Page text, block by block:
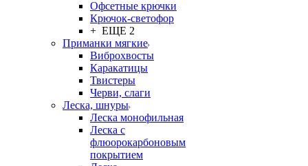
Офсетные крючки
Крючок-светофор
+ ЕЩЕ 2
Приманки мягкие
Виброхвосты
Каракатицы
Твистеры
Черви, слаги
Леска, шнуры
Леска монофильная
Леска с
флюорокарбоновым
покрытием